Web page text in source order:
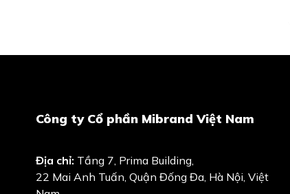
Công ty Cổ phần Mibrand Việt Nam
Địa chỉ: Tầng 7, Prima Building,
22 Mai Anh Tuấn, Quận Đống Đa, Hà Nội, Việt